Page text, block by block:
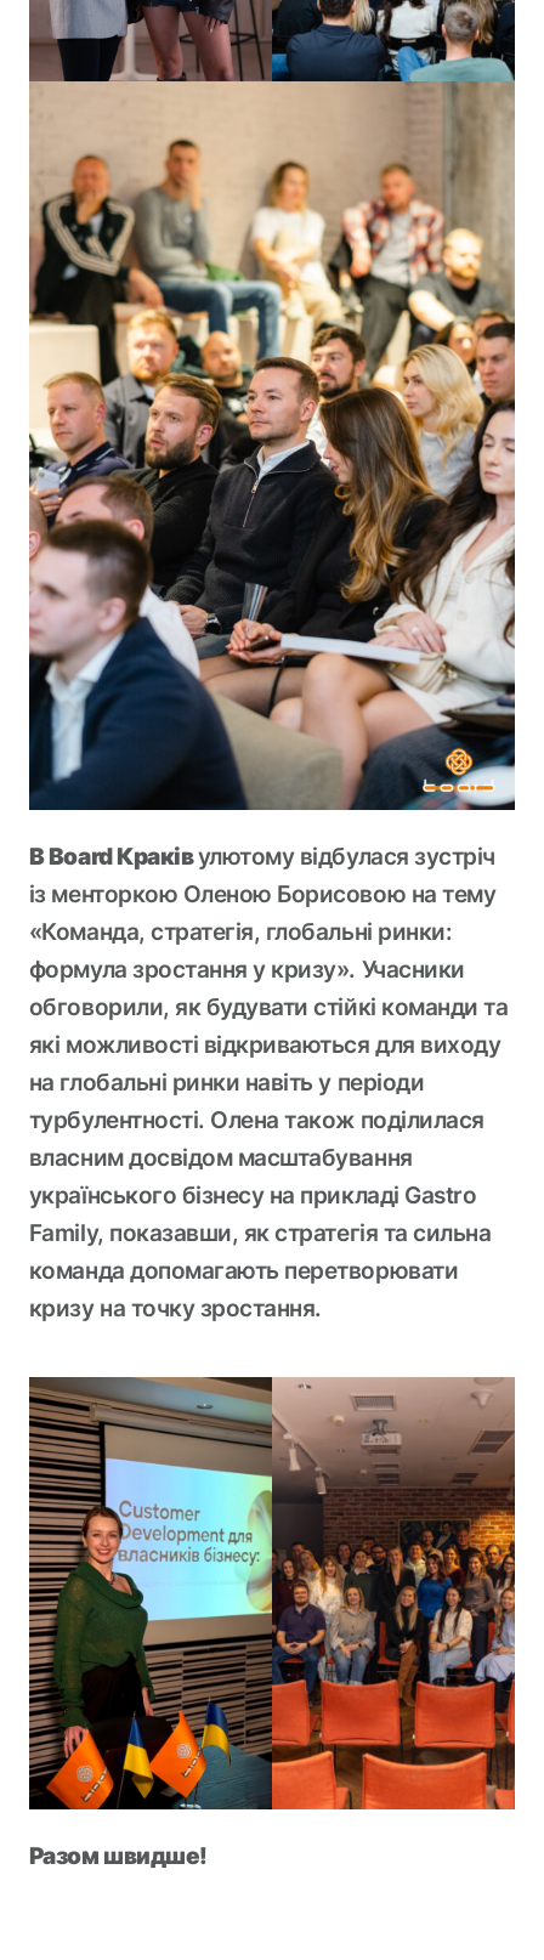
В Board Краківулютому відбулася зустріч
із менторкою Оленою Борисовою на тему
«Команда, стратегія, глобальні ринки:
формула зростання у кризу». Учасники
обговорили, як будувати стійкі команди та
які можливості відкриваються для виходу
на глобальні ринки навіть у періоди
турбулентності. Олена також поділилася
власним досвідом масштабування
українського бізнесу на прикладі Gastro
Family, показавши, як стратегія та сильна
команда допомагають перетворювати
кризу на точку зростання.
Разом швидше!